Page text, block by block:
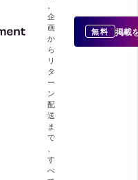
企
画
か
ら
リ
タ
ー
ン
配
送
ま
で
す
べ
無料 掲載